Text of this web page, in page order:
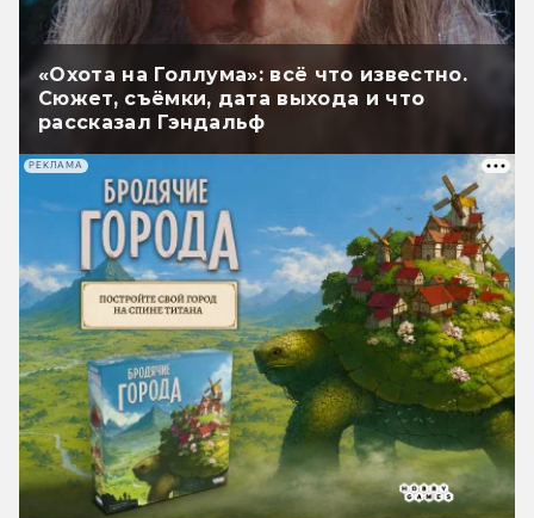
«Охота на Голлума»: всё что известно.
Сюжет, съёмки, дата выхода и что
рассказал Гэндальф
РЕКЛАМА